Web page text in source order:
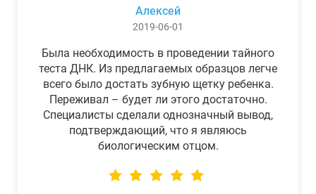
Алексей
2019-06-01
Была необходимость в проведении тайного
теста ДНК. Из предлагаемых образцов легче
всего было достать зубную щетку ребенка.
Переживал – будет ли этого достаточно.
Специалисты сделали однозначный вывод,
подтверждающий, что я являюсь
биологическим отцом.